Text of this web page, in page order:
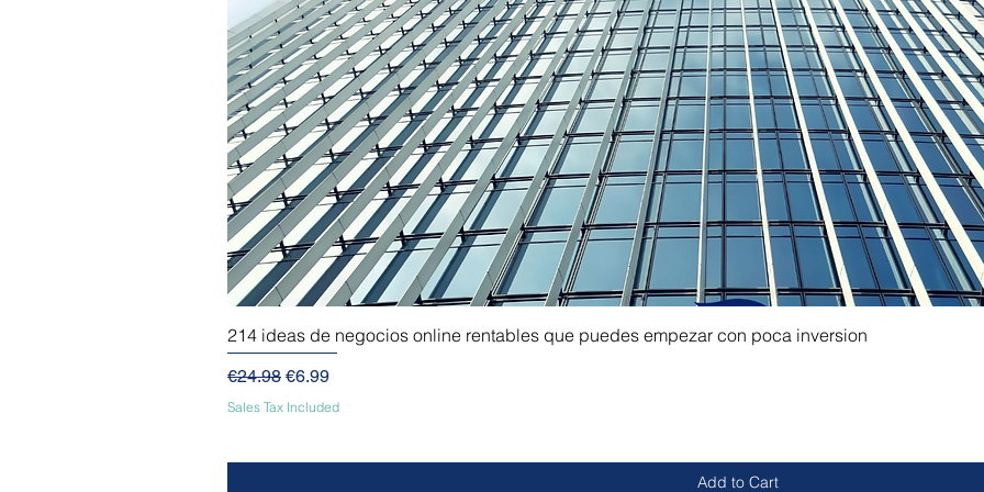
214 ideas de negocios online rentables que puedes empezar con poca inversion
Regular Price
€24.98 Sale Price
€6.99
Sales Tax Included
Add to Cart